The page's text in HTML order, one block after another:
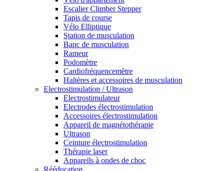
Escalier Climber Stepper
Tapis de course
Vélo Elliptique
Station de musculation
Banc de musculation
Rameur
Podomètre
Cardiofréquencemètre
Haltères et accessoires de musculation
Electrostimulation / Ultrason
Electrostimulateur
Electrodes électrostimulation
Accessoires électrostimulation
Appareil de magnétothérapie
Ultrason
Ceinture électrostimulation
Thérapie laser
Appareils à ondes de choc
Rééducation